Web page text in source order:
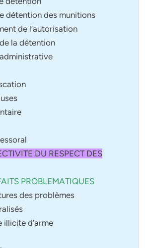
détention des munitions
de l’autorisation
la détention
DU RESPECT DES
PROBLEMATIQUES
des problèmes
d’arme